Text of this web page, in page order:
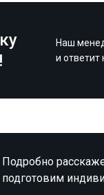
Наш
и ответит
Подробно
подготовим